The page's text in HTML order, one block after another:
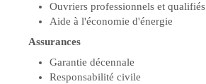
Ouvriers professionnels et qualifiés
Aide à l'économie d'énergie
Assurances
Garantie décennale
Responsabilité civile